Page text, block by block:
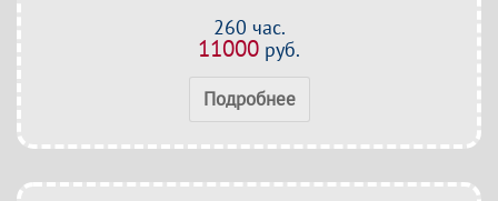
260 час.
11000 руб.
Подробнее